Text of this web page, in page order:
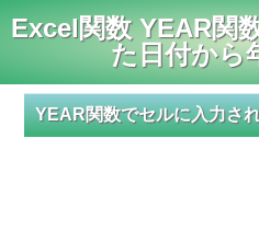
Excel関数 YEAR関
た日付から
YEAR関数でセルに入力さ